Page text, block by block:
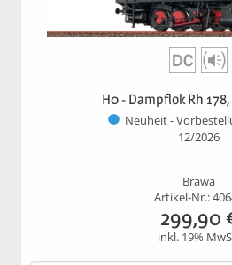
H0 - Dampflok Rh 178,
Neuheit -
12/2026
Brawa
Artikel-Nr.:
299,90
inkl. 19%